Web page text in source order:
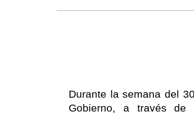
Durante la semana del
Gobierno, a través de